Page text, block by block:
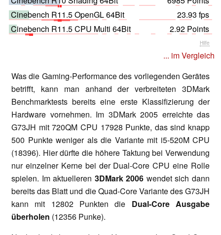
Cinebench R11.5 OpenGL 64Bit
23.93 fps
Cinebench R11.5 CPU Multi 64Bit
2.92 Points
Hilfe
... im Vergleich
Was die Gaming-Performance des vorliegenden Gerätes
betrifft, kann man anhand der verbreiteten 3DMark
Benchmarktests bereits eine erste Klassifizierung der
Hardware vornehmen. Im 3DMark 2005 erreichte das
G73JH mit 720QM CPU 17928 Punkte, das sind knapp
500 Punkte weniger als die Variante mit i5-520M CPU
(18396). Hier dürfte die höhere Taktung bei Verwendung
nur einzelner Kerne bei der Dual-Core CPU eine Rolle
spielen. Im aktuelleren 3DMark 2006 wendet sich dann
bereits das Blatt und die Quad-Core Variante des G73JH
kann mit 12802 Punkten die Dual-Core Ausgabe
überholen (12356 Punke).